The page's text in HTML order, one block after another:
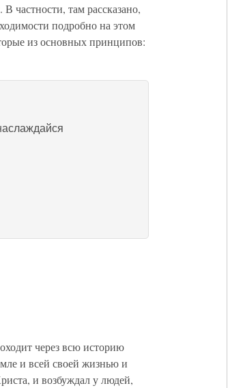
частности, там рассказано,
подробно на этом
из основных принципов:
через всю историю
и всей своей жизнью и
и возбуждал у людей,